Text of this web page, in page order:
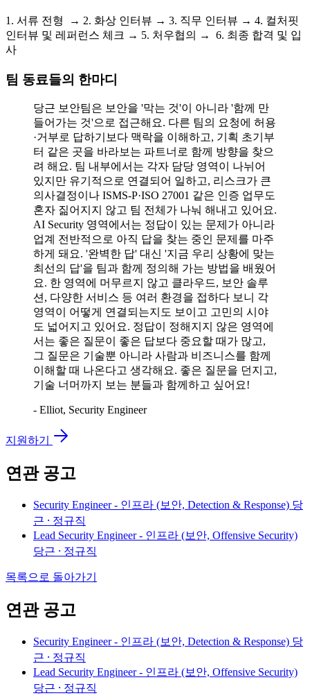
1. 서류 전형 → 2. 화상 인터뷰 → 3. 직무 인터뷰 → 4. 컬처핏
인터뷰 및 레퍼런스 체크 → 5. 처우협의 → 6. 최종 합격 및 입
사
팀 동료들의 한마디
당근 보안팀은 보안을 '막는 것'이 아니라 '함께 만
들어가는 것'으로 접근해요. 다른 팀의 요청에 허용
·거부로 답하기보다 맥락을 이해하고, 기획 초기부
터 같은 곳을 바라보는 파트너로 함께 방향을 찾으
려 해요. 팀 내부에서는 각자 담당 영역이 나뉘어
있지만 유기적으로 연결되어 일하고, 리스크가 큰
의사결정이나 ISMS-P·ISO 27001 같은 인증 업무도
혼자 짊어지지 않고 팀 전체가 나눠 해내고 있어요.
AI Security 영역에서는 정답이 있는 문제가 아니라
업계 전반적으로 아직 답을 찾는 중인 문제를 마주
하게 돼요. '완벽한 답' 대신 '지금 우리 상황에 맞는
최선의 답'을 팀과 함께 정의해 가는 방법을 배웠어
요. 한 영역에 머무르지 않고 클라우드, 보안 솔루
션, 다양한 서비스 등 여러 환경을 접하다 보니 각
영역이 어떻게 연결되는지도 보이고 고민의 시야
도 넓어지고 있어요. 정답이 정해지지 않은 영역에
서는 좋은 질문이 좋은 답보다 중요할 때가 많고,
그 질문은 기술뿐 아니라 사람과 비즈니스를 함께
이해할 때 나온다고 생각해요. 좋은 질문을 던지고,
기술 너머까지 보는 분들과 함께하고 싶어요!
- Elliot, Security Engineer
지원하기
연관 공고
Security Engineer - 인프라 (보안, Detection & Response) 당
근 ⸱ 정규직
Lead Security Engineer - 인프라 (보안, Offensive Security)
당근 ⸱ 정규직
목록으로 돌아가기
연관 공고
Security Engineer - 인프라 (보안, Detection & Response) 당
근 ⸱ 정규직
Lead Security Engineer - 인프라 (보안, Offensive Security)
당근 ⸱ 정규직